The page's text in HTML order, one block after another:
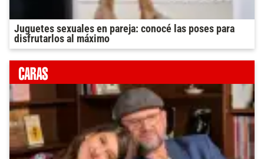
Juguetes sexuales en pareja: conocé las poses para
disfrutarlos al máximo